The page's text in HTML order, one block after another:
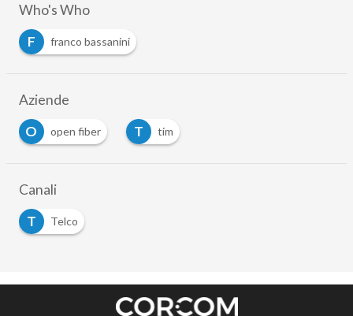
Who's Who
F
franco bassanini
Aziende
O
open fiber T
tim
Canali
T
Telco